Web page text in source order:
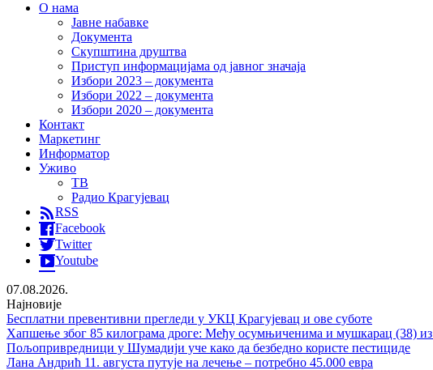
О нама
Јавне набавке
Документа
Скупштина друштва
Приступ информацијама од јавног значаја
Избори 2023 – документа
Избори 2022 – документа
Избори 2020 – документа
Контакт
Маркетинг
Информатор
Уживо
ТВ
Радио Крагујевац
RSS
Facebook
Twitter
Youtube
07.08.2026.
Најновије
Бесплатни превентивни прегледи у УКЦ Крагујевац и ове суботе
Хапшење због 85 килограма дроге: Међу осумњиченима и мушкарац (38) из
Пољопривредници у Шумадији уче како да безбедно користе пестициде
Лана Андрић 11. августа путује на лечење – потребно 45.000 евра